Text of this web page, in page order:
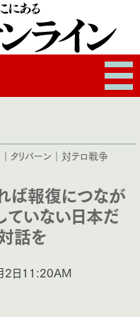
｜ タリバーン ｜ 対テロ戦争
ば報復につなが
いない日本だ
話を
2日11:20AM